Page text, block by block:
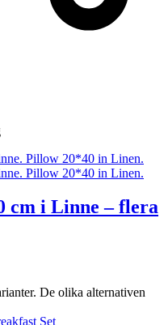
cm i Linne – flera
De olika alternativen